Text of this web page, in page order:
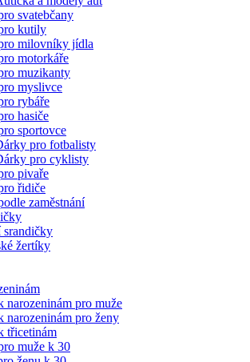
svatebčany
kutily
milovníky jídla
motorkáře
muzikanty
myslivce
rybáře
hasiče
sportovce
pro fotbalisty
pro cyklisty
pivaře
řidiče
zaměstnání
srandičky
žertíky
narozeninám pro muže
narozeninám pro ženy
třicetinám
muže k 30